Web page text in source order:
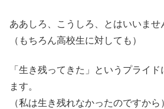
ああしろ、こうしろ、とはいいませ
（もちろん高校生に対しても）
「生き残ってきた」というプライ
ます。
（私は生き残れなかったのですから